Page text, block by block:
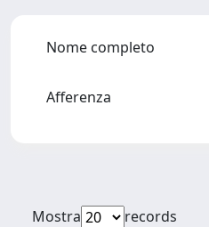
Nome completo
Afferenza
Mostra
records